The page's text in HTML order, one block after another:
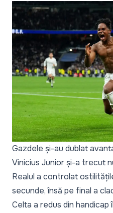
Gazdele și-au dublat
Vinicius Junior și-a trecut
Realul a controlat
secunde, însă pe final a
Celta a redus din handicap